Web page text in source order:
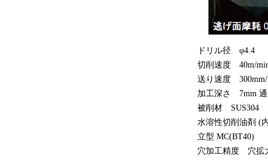
ドリル径 φ4.4
切削速度 40m/
送り速度
加工深さ 7mm
被削材 SUS304
水溶性切削油剤 (
立型 MC(BT40)
穴加工精度 穴拡